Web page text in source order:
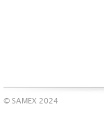
© SAMEX 2024